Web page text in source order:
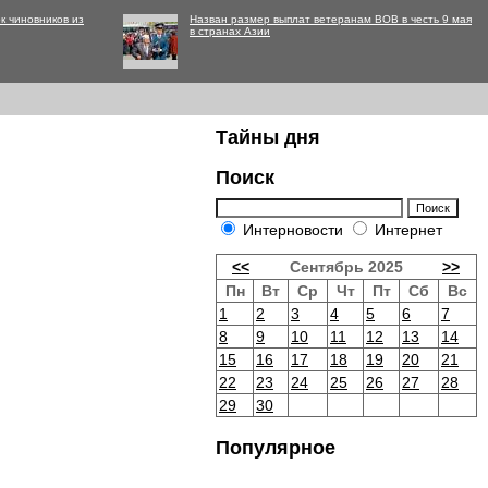
чиновников из
Назван размер выплат ветеранам ВОВ в честь 9 мая
в странах Азии
Тайны дня
Поиск
Интерновости Интернет
<< Сентябрь 2025
>>
Пн
Вт Ср Чт Пт Сб
Вс
1
2 3 4 5 6
7
8
9 10 11 12 13
14
15
16 17 18 19 20
21
22
23 24 25 26 27
28
29
30
Популярное